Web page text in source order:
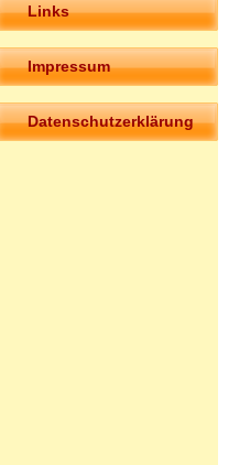
Links
Impressum
Datenschutzerklärung